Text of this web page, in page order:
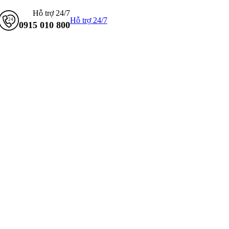
Hỗ trợ 24/7
0915 010 800Hỗ trợ 24/7